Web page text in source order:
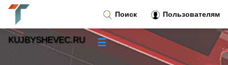
Поиск Пользователям
KUJBYSHEVEC.RU ☰
Новости»